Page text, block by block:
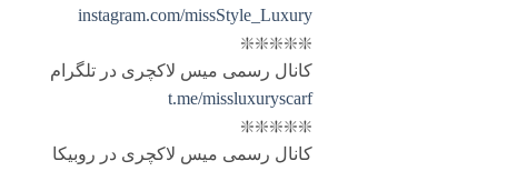
instagram.com/missStyle_Luxury
❇️❇️❇️❇️❇️
کانال رسمی میس لاکچری در تلگرام
t.me/missluxuryscarf
❇️❇️❇️❇️❇️
کانال رسمی میس لاکچری در روبیکا